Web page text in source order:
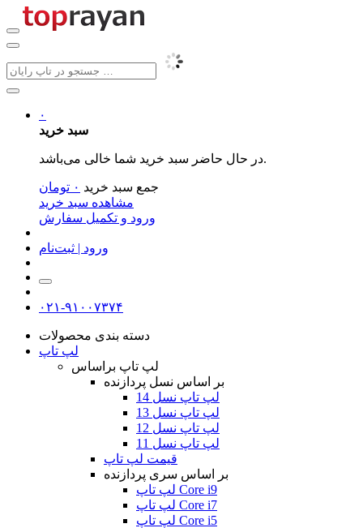
۰
سبد خرید
در حال حاضر سبد خرید شما خالی می‌باشد.
جمع سبد خرید ۰ تومان
مشاهده سبد خرید
ورود و تکمیل سفارش
ورود | ثبت‌نام
۰۲۱-۹۱۰۰۷۳۷۴
دسته بندی محصولات
لپ تاپ
لپ تاپ براساس
بر اساس نسل پردازنده
لپ تاپ نسل 14
لپ تاپ نسل 13
لپ تاپ نسل 12
لپ تاپ نسل 11
قیمت لپ تاپ
بر اساس سری پردازنده
لپ تاپ Core i9
لپ تاپ Core i7
لپ تاپ Core i5